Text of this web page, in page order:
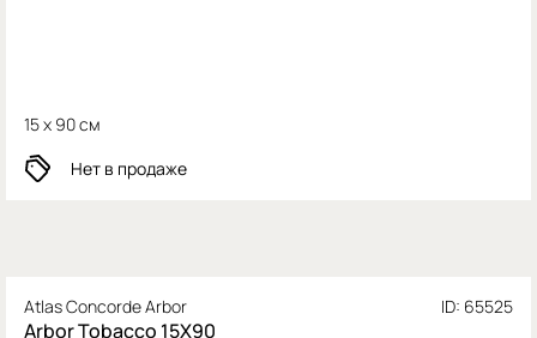
15 x 90 см
Нет в продаже
Atlas Concorde Arbor ID: 65525
Arbor Tobacco 15X90